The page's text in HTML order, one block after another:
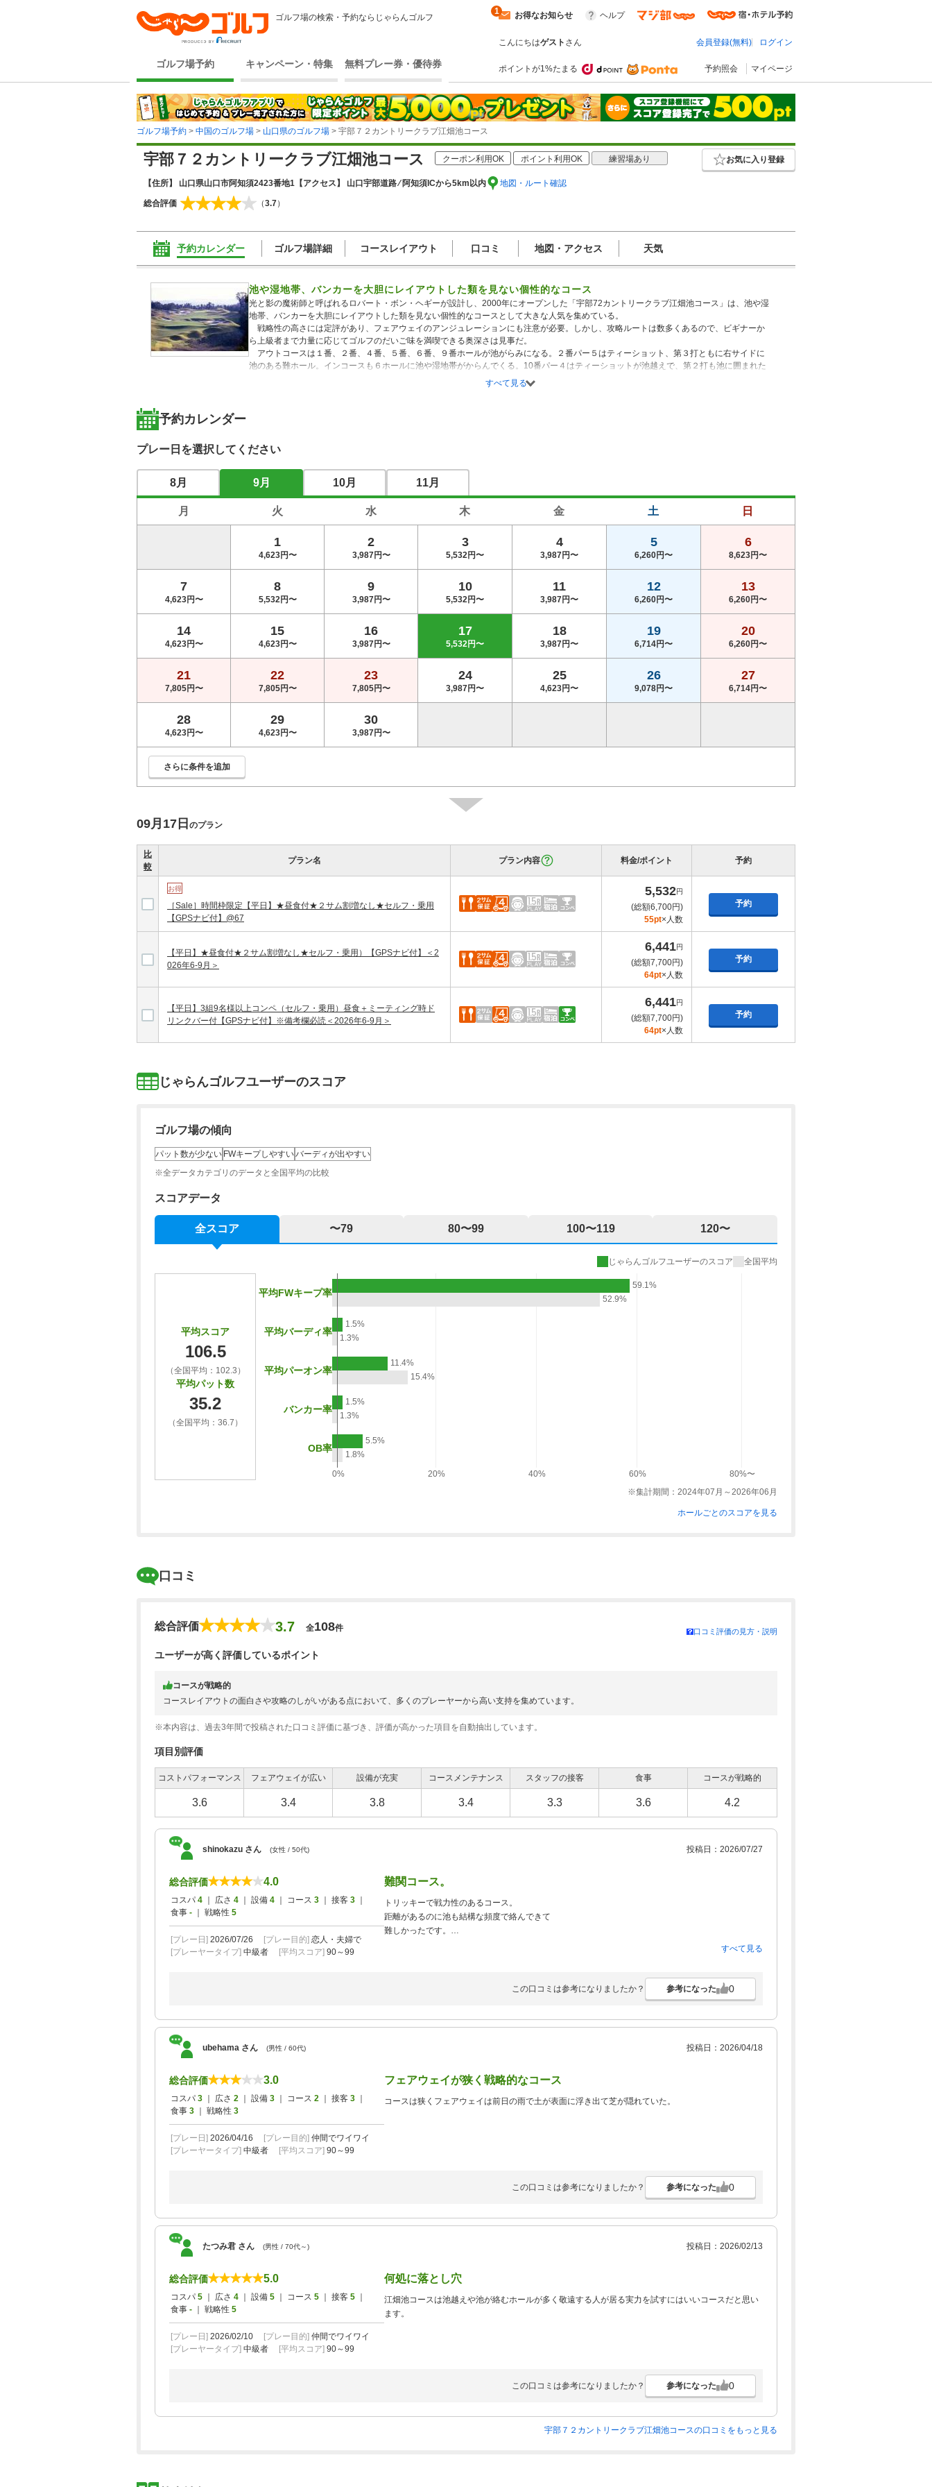
ゴルフ場の検索・予約ならじゃらんゴルフ
ゴルフ場予約 キャンペーン・特集 無料プレー券・優待券
お得なお知らせ
1 ヘルプ
こんにちはゲスト さん 会員登録(無料) ログイン
ポイントが1%たまる 予約照会 マイページ
ゴルフ場予約 > 中国のゴルフ場 > 山口県のゴルフ場 > 宇部７２カントリークラブ江畑池コース
宇部７２カントリークラブ江畑池コース クーポン利用OK ポイント利用OK 練習場あり お気に入り登録
【住所】 山口県山口市阿知須2423番地1 【アクセス】 山口宇部道路 ⁄ 阿知須ICから5km以内 地図・ルート確認
総合評価 （3.7）
予約カレンダー ゴルフ場詳細 コースレイアウト 口コミ 地図・アクセス 天気
池や湿地帯、バンカーを大胆にレイアウトした類を見ない個性的なコース
光と影の魔術師と呼ばれるロバート・ボン・ヘギーが設計し、2000年にオープンした「宇部72カントリークラブ江畑池コース」は、池や湿
地帯、バンカーを大胆にレイアウトした類を見ない個性的なコースとして大きな人気を集めている。
戦略性の高さには定評があり、フェアウェイのアンジュレーションにも注意が必要。しかし、攻略ルートは数多くあるので、ビギナーか
ら上級者まで力量に応じてゴルフのだいご味を満喫できる奥深さは見事だ。
アウトコースは１番、２番、４番、５番、６番、９番ホールが池がらみになる。２番パー５はティーショット、第３打ともに右サイドに
池のある難ホール。インコースも６ホールに池や湿地帯がからんでくる。10番パー４はティーショットが池越えで、第２打も池に囲まれた
1144㎡もの広大なグリーン目がけてのショットとなる。400ヤード以上と距離のある18番パー４は、第２打が池越えになり、グリーン回り
すべて見る
予約カレンダー
プレー日を選択してください
8月 9月 10月 11月
月 火 水 木 金 土 日
1
4,623円〜
2
3,987円〜
3
5,532円〜
4
3,987円〜
5
6,260円〜
6
8,623円〜
7
4,623円〜
8
5,532円〜
9
3,987円〜
10
5,532円〜
11
3,987円〜
12
6,260円〜
13
6,260円〜
14
4,623円〜
15
4,623円〜
16
3,987円〜
17
5,532円〜
18
3,987円〜
19
6,714円〜
20
6,260円〜
21
7,805円〜
22
7,805円〜
23
7,805円〜
24
3,987円〜
25
4,623円〜
26
9,078円〜
27
6,714円〜
28
4,623円〜
29
4,623円〜
30
3,987円〜
さらに条件を追加
09月17日 のプラン
比
較
プラン名 プラン内容 料金/ポイント 予約
お得
［Sale］時間枠限定【平日】★昼食付★２サム割増なし★セルフ・乗用
【GPSナビ付】@67
5,532円
(総額6,700円)
55pt×人数
予約
【平日】★昼食付★２サム割増なし★セルフ・乗用）【GPSナビ付】＜2
026年6-9月＞
6,441円
(総額7,700円)
64pt×人数
予約
【平日】3組9名様以上コンペ（セルフ・乗用）昼食＋ミーティング時ド
リンクバー付【GPSナビ付】※備考欄必読＜2026年6-9月＞
6,441円
(総額7,700円)
64pt×人数
予約
じゃらんゴルフユーザーのスコア
ゴルフ場の傾向
パット数が少ない FWキープしやすいバーディが出やすい
※全データカテゴリのデータと全国平均の比較
スコアデータ
全スコア 〜79 80〜99 100〜119 120〜
じゃらんゴルフユーザーのスコア 全国平均
平均スコア
106.5
（全国平均：102.3）
平均パット数
35.2
（全国平均：36.7）
平均FWキープ率
59.1%
52.9%
平均バーディ率
1.5%
1.3%
平均パーオン率
11.4%
15.4%
バンカー率
1.5%
1.3%
OB率
5.5%
1.8%
0%
20% 40% 60%
80%〜
※集計期間：2024年07月～2026年06月
ホールごとのスコアを見る
口コミ
総合評価 3.7 全108件 口コミ評価の見方・説明
ユーザーが高く評価しているポイント
コースが戦略的
コースレイアウトの面白さや攻略のしがいがある点において、多くのプレーヤーから高い支持を集めています。
※本内容は、過去3年間で投稿された口コミ評価に基づき、評価が高かった項目を自動抽出しています。
項目別評価
コストパフォーマンス フェアウェイが広い 設備が充実 コースメンテナンス スタッフの接客 食事 コースが戦略的
3.6 3.4 3.8 3.4 3.3 3.6 4.2
shinokazu さん (女性 / 50代) 投稿日：2026/07/27
総合評価 4.0
コスパ 4 ｜ 広さ 4 ｜ 設備 4 ｜ コース 3 ｜ 接客 3
食事 - ｜ 戦略性 5
[プレー日] 2026/07/26 [プレー目的] 恋人・夫婦で
[プレーヤータイプ] 中級者 [平均スコア] 90～99
難関コース。
トリッキーで戦力性のあるコース。
距離があるのに池も結構な頻度で絡んできて
難しかったです。
すべて見る
この口コミは参考になりましたか？ 参考になった 0
ubehama さん (男性 / 60代) 投稿日：2026/04/18
総合評価 3.0
コスパ 3 ｜ 広さ 2 ｜ 設備 3 ｜ コース 2 ｜ 接客 3
食事 3 ｜ 戦略性 3
[プレー日] 2026/04/16 [プレー目的] 仲間でワイワイ
[プレーヤータイプ] 中級者 [平均スコア] 90～99
フェアウェイが狭く戦略的なコース
コースは狭くフェアウェイは前日の雨で土が表面に浮き出て芝が隠れていた。
この口コミは参考になりましたか？ 参考になった 0
たつみ君 さん (男性 / 70代～) 投稿日：2026/02/13
総合評価 5.0
コスパ 5 ｜ 広さ 4 ｜ 設備 5 ｜ コース 5 ｜ 接客 5
食事 - ｜ 戦略性 5
[プレー日] 2026/02/10 [プレー目的] 仲間でワイワイ
[プレーヤータイプ] 中級者 [平均スコア] 90～99
何処に落とし穴
江畑池コースは池越えや池が絡むホールが多く敬遠する人が居る実力を試すにはいいコースだと思い
ます。
この口コミは参考になりましたか？ 参考になった 0
宇部７２カントリークラブ江畑池コースの口コミをもっと見る